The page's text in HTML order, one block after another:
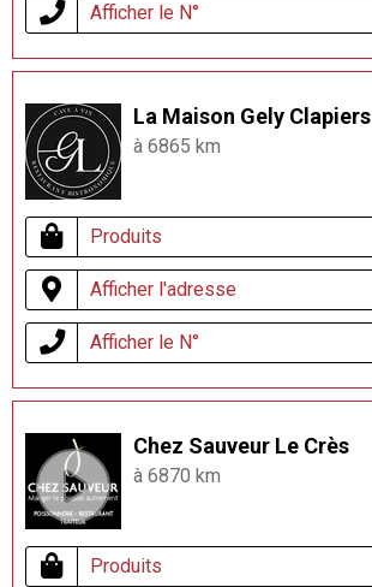
Afficher le N°
La Maison Gely Clapiers
à 6865 km
Produits
Afficher l'adresse
Afficher le N°
Chez Sauveur Le Crès
à 6870 km
Produits